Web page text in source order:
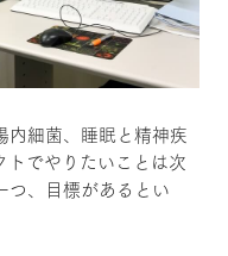
内細菌、睡眠と精神疾
でやりたいことは次
つ、目標があるとい